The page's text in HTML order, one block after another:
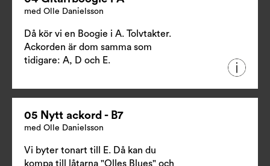
med Olle Danielsson
Då kör vi en Boogie i A. Tolvtakter.
Ackorden är dom samma som
tidigare: A, D och E.
05 Nytt ackord - B7
med Olle Danielsson
Vi byter tonart till E. Då kan du
kompa till låtarna "Olles Blues" och